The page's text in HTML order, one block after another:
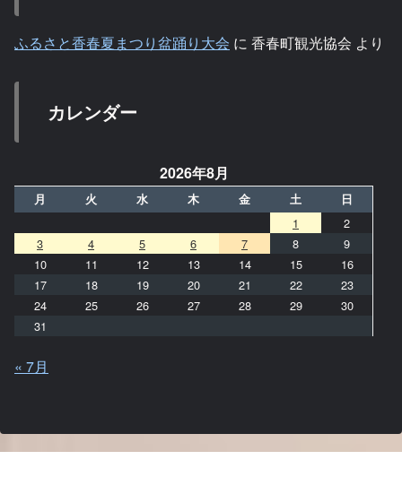
ふるさと香春夏まつり盆踊り大会 に 香春町観光協会 より
カレンダー
2026年8月
月 火 水 木 金 土 日
1
2
3
4 5 6 7 8
9
10
11 12 13 14 15
16
17
18 19 20 21 22
23
24
25 26 27 28 29
30
31
« 7月